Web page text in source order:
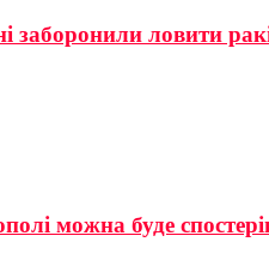
заборонили ловити
можна буде